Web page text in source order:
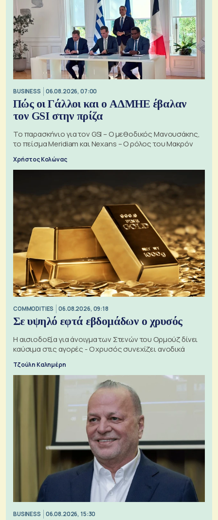
BUSINESS 06.08.2026, 07:00
Πώς οι Γάλλοι και ο ΑΔΜΗΕ έβαλαν
τον GSI στην πρίζα
Το παρασκήνιο για τον GSI – Ο μεθοδικός Μανουσάκης,
το πείσμα Meridiam και Nexans – Ο ρόλος του Μακρόν
Χρήστος Κολώνας
COMMODITIES 06.08.2026, 09:18
Σε υψηλό εφτά εβδομάδων ο χρυσός
Η αισιοδοξία για άνοιγμα των Στενών του Ορμούζ δίνει
καύσιμα στις αγορές - Ο χρυσός συνεχίζει ανοδικά
Τζούλη Καλημέρη
BUSINESS 06.08.2026, 15:30